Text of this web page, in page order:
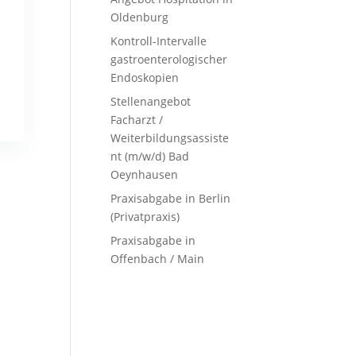
Oldenburg
Kontroll-Intervalle
gastroenterologischer
Endoskopien
Stellenangebot
Facharzt /
Weiterbildungsassiste
nt (m/w/d) Bad
Oeynhausen
Praxisabgabe in Berlin
(Privatpraxis)
Praxisabgabe in
Offenbach / Main